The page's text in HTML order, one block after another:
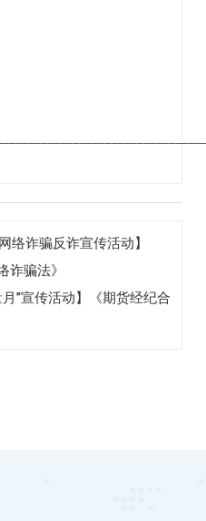
络诈骗反诈宣传活动】
诈骗法》
月”宣传活动】《期货经纪合